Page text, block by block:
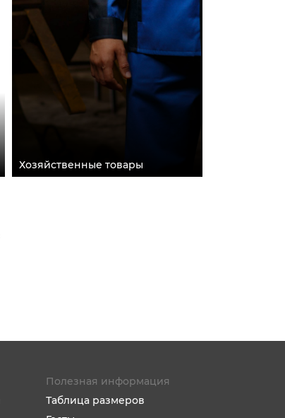
Хозяйственные товары
Полезная информация
Таблица размеров